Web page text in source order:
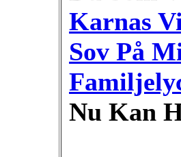
Karnas
Sov På
Nu Kan